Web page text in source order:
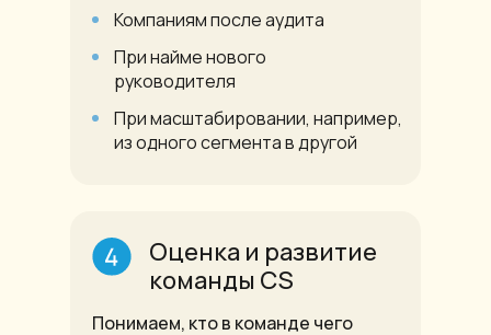
Оценка и развитие
команды CS
Понимаем, кто в команде чего
Компаниям после аудита
При найме нового
руководителя
При масштабировании, например,
из одного сегмента в другой